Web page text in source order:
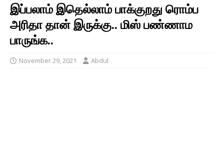
இப்பலாம் இதெல்லாம் பாக்குறது ரொம்ப
அரிதா தான் இருக்கு.. மிஸ் பண்ணாம
பாருங்க..
November 29, 2021 Abdul